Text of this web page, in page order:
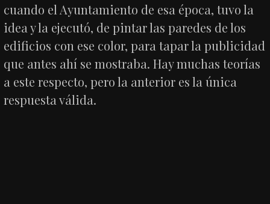
cuando el Ayuntamiento de esa época, tuvo la
idea y la ejecutó, de pintar las paredes de los
edificios con ese color, para tapar la publicidad
que antes ahí se mostraba. Hay muchas teorías
a este respecto, pero la anterior es la única
respuesta válida.